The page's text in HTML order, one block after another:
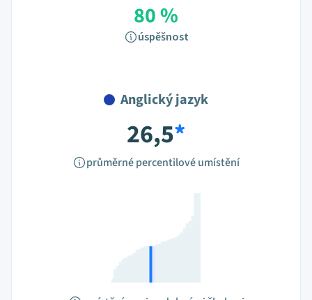
80 %
úspěšnost
Anglický jazyk
26,5*
průměrné percentilové umístění